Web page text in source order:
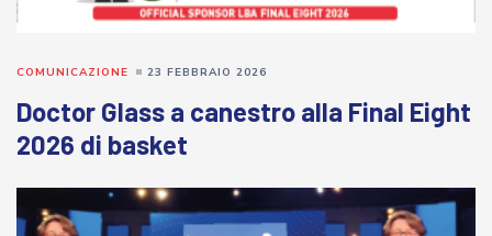
Doctor Glass a canestro alla Final Eight
2026 di basket
COMUNICAZIONE 23 FEBBRAIO 2026